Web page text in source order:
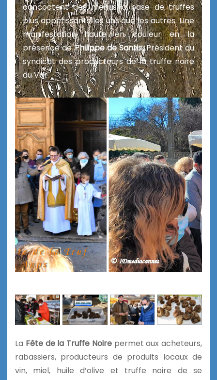
concoctent des menusà base de truffes
plus appétissants les uns que les autres. Une
manifestation haute en couleur en la
présence dePhilippe de Santis, Président du
syndicat des producteurs de la truffe noire
du Var.
La Fête de la Truffe Noirepermet aux acheteurs,
rabassiers, producteurs de produits locaux de
vin, miel, huile d’olive et truffe noire de se